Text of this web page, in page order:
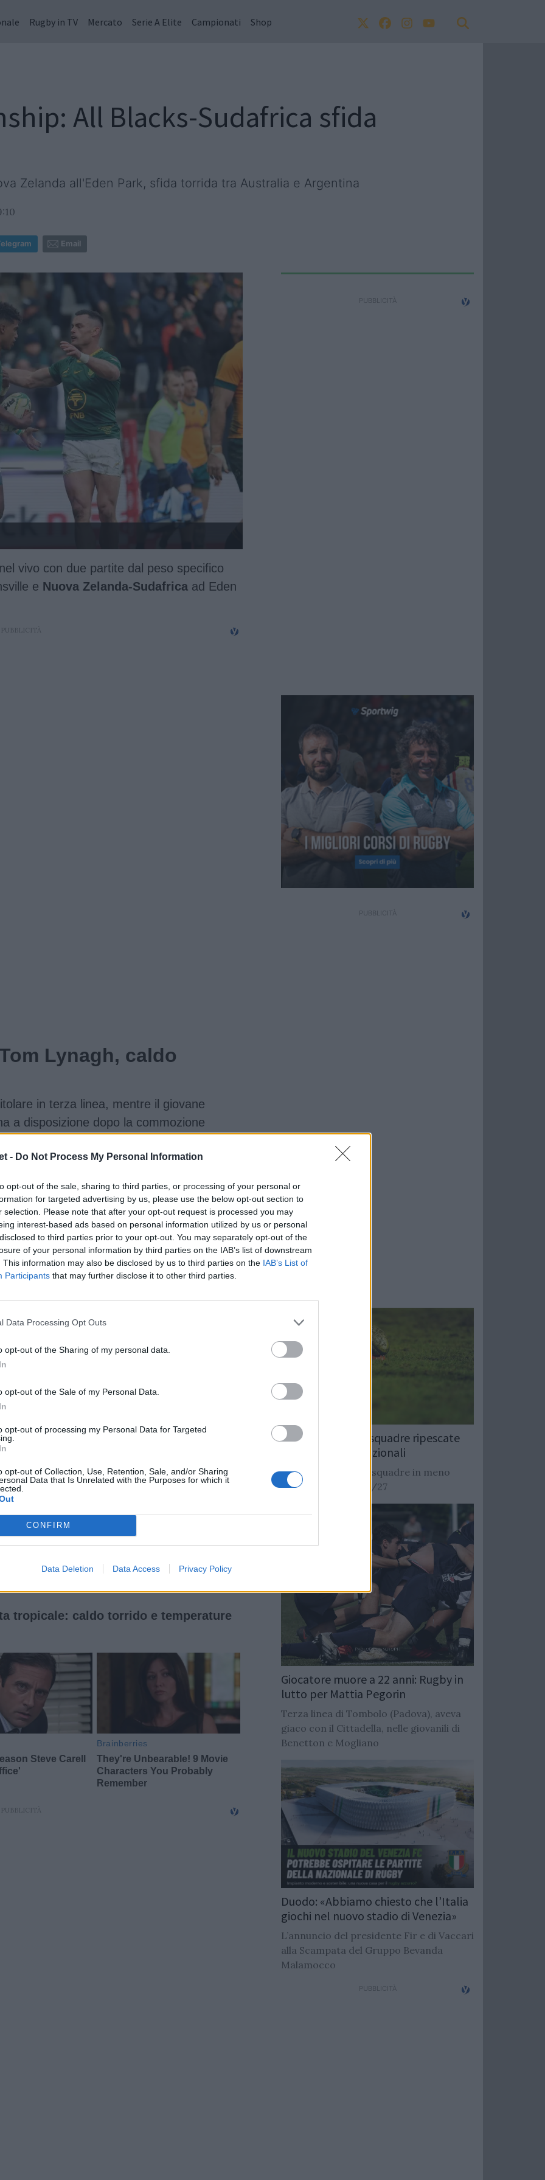
- Do Not Process My Personal Information
opt-out of the sale, sharing to third parties, or processing of your personal or
for targeted advertising by us, please use the below opt-out section to
selection. Please note that after your opt-out request is processed you may
interest-based ads based on personal information utilized by us or personal
to third parties prior to your opt-out. You may separately opt-out of the
of your personal information by third parties on the IAB’s list of downstream
This information may also be disclosed by us to third parties on the IAB’s List of
Participants that may further disclose it to other third parties.
Data Processing Opt Outs
opt-out of the Sharing of my personal data.
opt-out of the Sale of my Personal Data.
opt-out of processing my Personal Data for Targeted
opt-out of Collection, Use, Retention, Sale, and/or Sharing
Data that Is Unrelated with the Purposes for which it
CONFIRM
Data Deletion Data Access Privacy Policy
Rugby in TV Mercato Serie A Elite Campionati Shop
All Blacks-Sudafrica sfida
Zelanda all'Eden Park, sfida torrida tra Australia e Argentina
Email
vivo con due partite dal peso specifico
e Nuova Zelanda-Sudafrica ad Eden
Lynagh, caldo
in terza linea, mentre il giovane
a disposizione dopo la commozione
dal suo, dopo la splendida vittoria
dalla panchina.
tropicale: caldo torrido e temperature
Rugby: Record di squadre ripescate
nei campionati nazionali
Si stimano oltre 20 squadre in meno
dalla stagione 2026/27
Giocatore muore a 22 anni: Rugby in
lutto per Mattia Pegorin
Terza linea di Tombolo (Padova), aveva
giaco con il Cittadella, nelle giovanili di
Benetton e Mogliano
Duodo: «Abbiamo chiesto che l’Italia
giochi nel nuovo stadio di Venezia»
L’annuncio del presidente Fir e di Vaccari
alla Scampata del Gruppo Bevanda
Malamocco